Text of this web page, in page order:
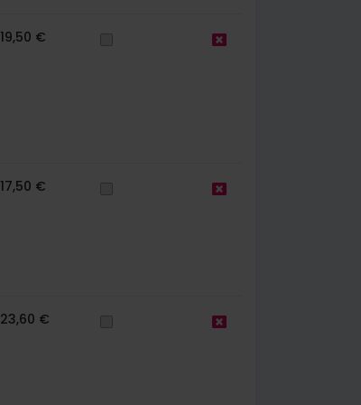
19,50 €
17,50 €
23,60 €